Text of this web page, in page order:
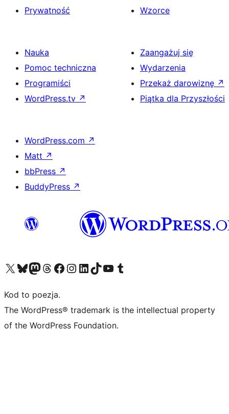
Prywatność
Wzorce
Nauka
Pomoc techniczna
Programiści
WordPress.tv ↗
Zaangażuj się
Wydarzenia
Przekaż darowiznę ↗
Piątka dla Przyszłości
WordPress.com ↗
Matt ↗
bbPress ↗
BuddyPress ↗
Odwiedź nasze konto X (dawniej Twitter)
Odwiedź nasze konto Bluesky
Odwiedź nasze konto na Mastodoncie
Odwiedź naszego Threadsa
Odwiedź naszego Facebooka
Odwiedź nasze konto na Instagramie
Odwiedź nasze konto na LinkedIn
Odwiedź naszego TikToka
Odwiedź nasz kanał YouTube
Odwiedź naszego Tumblra
Kod to poezja.
The WordPress® trademark is the intellectual property
of the WordPress Foundation.